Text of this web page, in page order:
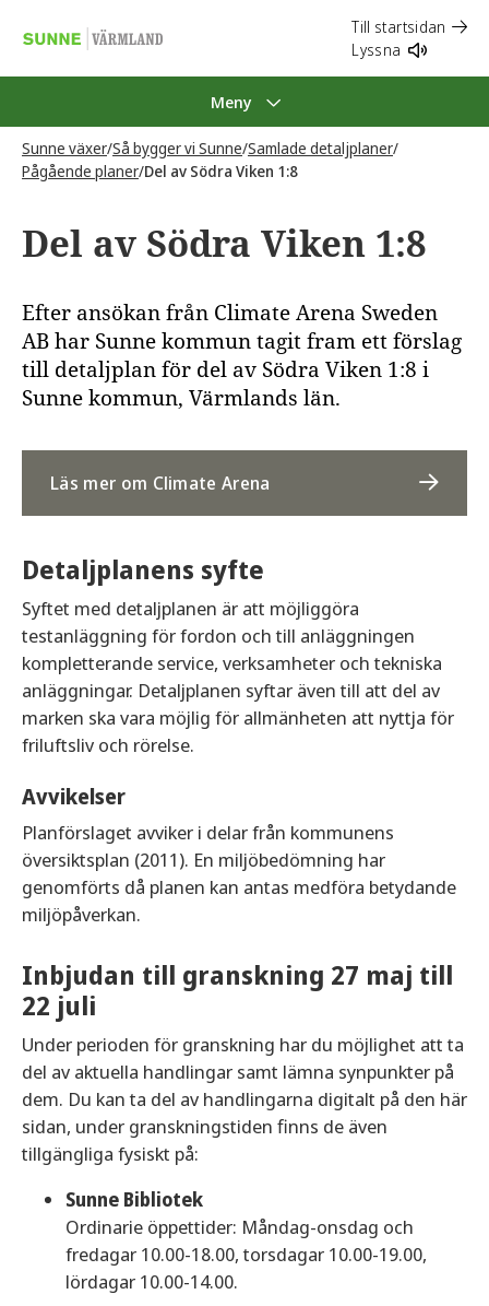
Till startsidan
Lyssna
Meny
Sunne växer/Så bygger vi Sunne/Samlade detaljplaner/
Pågående planer/Del av Södra Viken 1:8
Del av Södra Viken 1:8
Efter ansökan från Climate Arena Sweden
AB har Sunne kommun tagit fram ett förslag
till detaljplan för del av Södra Viken 1:8 i
Sunne kommun, Värmlands län.
Läs mer om Climate Arena
Detaljplanens syfte
Syftet med detaljplanen är att möjliggöra
testanläggning för fordon och till anläggningen
kompletterande service, verksamheter och tekniska
anläggningar. Detaljplanen syftar även till att del av
marken ska vara möjlig för allmänheten att nyttja för
friluftsliv och rörelse.
Avvikelser
Planförslaget avviker i delar från kommunens
översiktsplan (2011). En miljöbedömning har
genomförts då planen kan antas medföra betydande
miljöpåverkan.
Inbjudan till granskning 27 maj till
22 juli
Under perioden för granskning har du möjlighet att ta
del av aktuella handlingar samt lämna synpunkter på
dem. Du kan ta del av handlingarna digitalt på den här
sidan, under granskningstiden finns de även
tillgängliga fysiskt på:
Sunne Bibliotek
Ordinarie öppettider: Måndag-onsdag och
fredagar 10.00-18.00, torsdagar 10.00-19.00,
lördagar 10.00-14.00.